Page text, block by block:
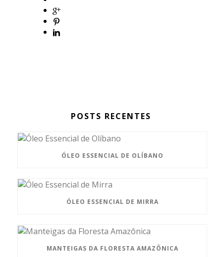
POSTS RECENTES
ÓLEO ESSENCIAL DE OLÍBANO
ÓLEO ESSENCIAL DE MIRRA
MANTEIGAS DA FLORESTA AMAZÔNICA